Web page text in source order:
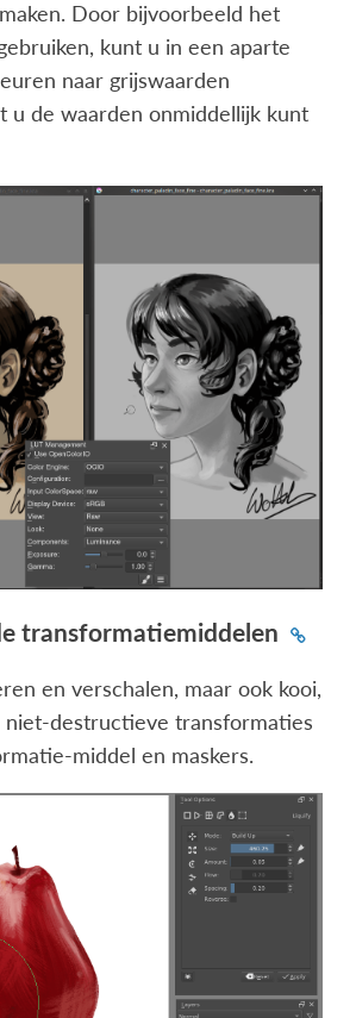
Door bijvoorbeeld het
kunt u in een aparte
naar grijswaarden
u de waarden onmiddellijk kunt
transformatiemiddelen
en verschalen, maar ook kooi,
niet-destructieve transformaties
middel en maskers.